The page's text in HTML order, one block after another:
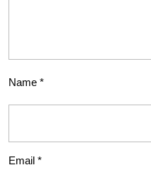
Name *
Email *